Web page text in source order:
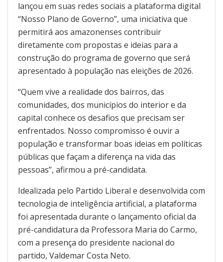
lançou em suas redes sociais a plataforma digital
“Nosso Plano de Governo”, uma iniciativa que
permitirá aos amazonenses contribuir
diretamente com propostas e ideias para a
construção do programa de governo que será
apresentado à população nas eleições de 2026.
“Quem vive a realidade dos bairros, das
comunidades, dos municípios do interior e da
capital conhece os desafios que precisam ser
enfrentados. Nosso compromisso é ouvir a
população e transformar boas ideias em políticas
públicas que façam a diferença na vida das
pessoas”, afirmou a pré-candidata.
Idealizada pelo Partido Liberal e desenvolvida com
tecnologia de inteligência artificial, a plataforma
foi apresentada durante o lançamento oficial da
pré-candidatura da Professora Maria do Carmo,
com a presença do presidente nacional do
partido, Valdemar Costa Neto.